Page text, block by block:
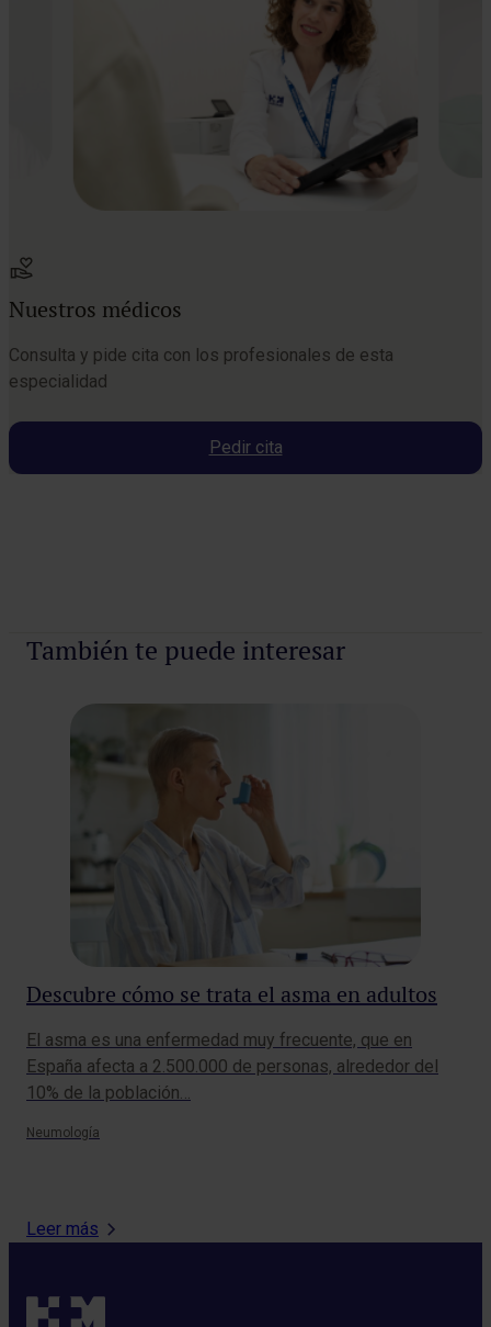
Nuestros médicos
Consulta y pide cita con los profesionales de esta
especialidad
Pedir cita
También te puede interesar
Descubre cómo se trata el asma en adultos
El asma es una enfermedad muy frecuente, que en
España afecta a 2.500.000 de personas, alrededor del
10% de la población…
Neumología
Leer más